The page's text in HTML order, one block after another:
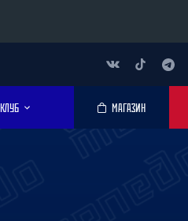
КЛУБ МАГАЗИН